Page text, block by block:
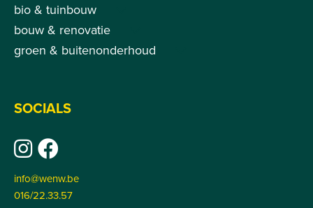
bio & tuinbouw
bouw & renovatie
groen & buitenonderhoud
SOCIALS
info@wenw.be
016/22.33.57